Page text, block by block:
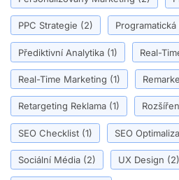
PPC Strategie (2) Programatická
Přediktivní Analytika (1) Real-
Real-Time Marketing (1)
Retargeting Reklama (1)
SEO Checklist (1) SEO
Sociální Média (2) UX Design (2)